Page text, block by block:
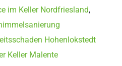
im Keller Nordfriesland,
Hohenlokstedt
Keller Malente